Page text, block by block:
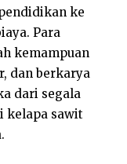
ke
Para
kemampuan
dan berkarya
dari segala
kelapa sawit